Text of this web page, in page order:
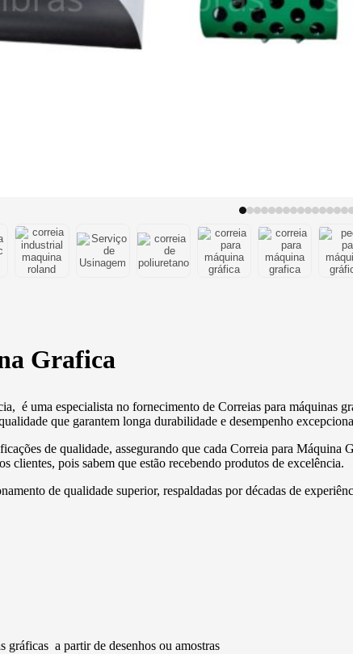
Grafica
é uma especialista no fornecimento de Correias para
que garantem longa durabilidade e desempenho
de qualidade, assegurando que cada Correia para
clientes, pois sabem que estão recebendo produtos de excelência.
de qualidade superior, respaldadas por décadas de
gráficas a partir de desenhos ou amostras